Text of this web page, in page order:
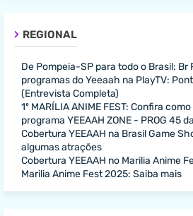
REGIONAL
De Pompeia-SP para todo o Brasil: Br
programas do Yeeaah na PlayTV:
(Entrevista Completa)
1º MARÍLIA ANIME FEST: Confira
programa YEEAAH ZONE - PROG 45
Cobertura YEEAAH na Brasil Game
algumas atrações
Cobertura YEEAAH no Marilia Anime
Marilia Anime Fest 2025: Saiba mais